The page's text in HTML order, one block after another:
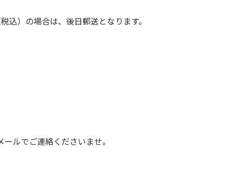
）の場合は、後日郵送となります。
ルでご連絡くださいませ。